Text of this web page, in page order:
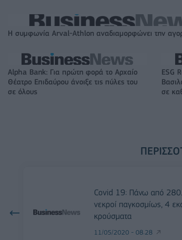
Η συμφωνία Arval-Athlon αναδιαμορφώνει την
Alpha Bank: Για πρώτη φορά το Αρχαίο
Θέατρο Επιδαύρου άνοιξε τις πύλες του
σε όλους
ESG
σε
Covid 19: Πάνω από
νεκροί παγκοσμίως, 4
κρούσματα
11/05/2020 - 08:28